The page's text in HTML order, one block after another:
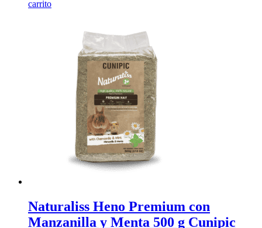
carrito
Naturaliss Heno Premium con
Manzanilla y Menta 500 g Cunipic